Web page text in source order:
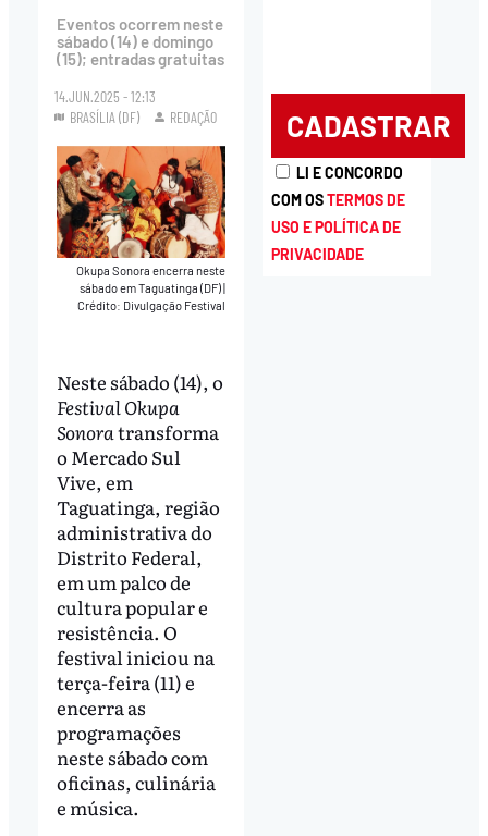
Eventos ocorrem neste
sábado (14) e domingo
(15); entradas gratuitas
14.JUN.2025 - 12:13
BRASÍLIA (DF)
REDAÇÃO
Okupa Sonora encerra neste
sábado em Taguatinga (DF)|
Crédito: Divulgação Festival
Neste sábado (14), o
Festival Okupa
Sonoratransforma
o Mercado Sul
Vive, em
Taguatinga, região
administrativa do
Distrito Federal,
em um palco de
cultura popular e
resistência. O
festival iniciou na
terça-feira (11) e
encerra as
programações
neste sábado com
oficinas, culinária
e música.
LI E CONCORDO
COM OSTERMOS DE
USO E POLÍTICA DE
PRIVACIDADE